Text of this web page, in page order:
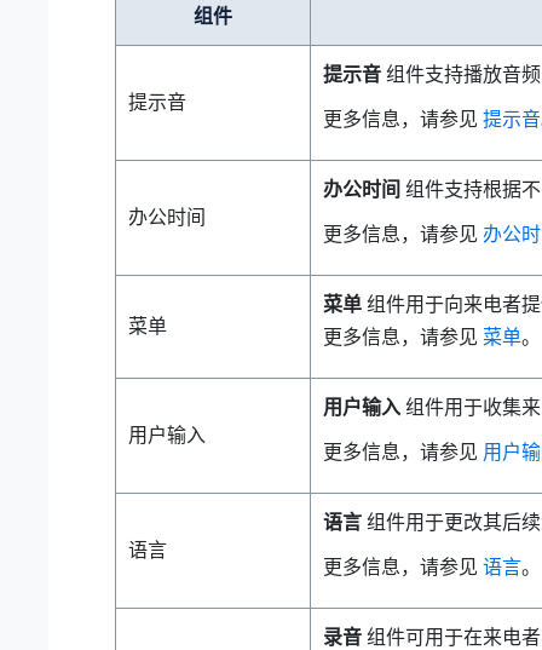
组件
提示音
提示音组件支持播放音
更多信息，请参见 提示音
办公时间
办公时间 组件支持根据
更多信息，请参见 办公
菜单
菜单组件用于向来电者
更多信息，请参见 菜单。
用户输入
用户输入组件用于收集
更多信息，请参见 用户
语言
语言组件用于更改其后
更多信息，请参见 语言。
录音组件可用于在来电